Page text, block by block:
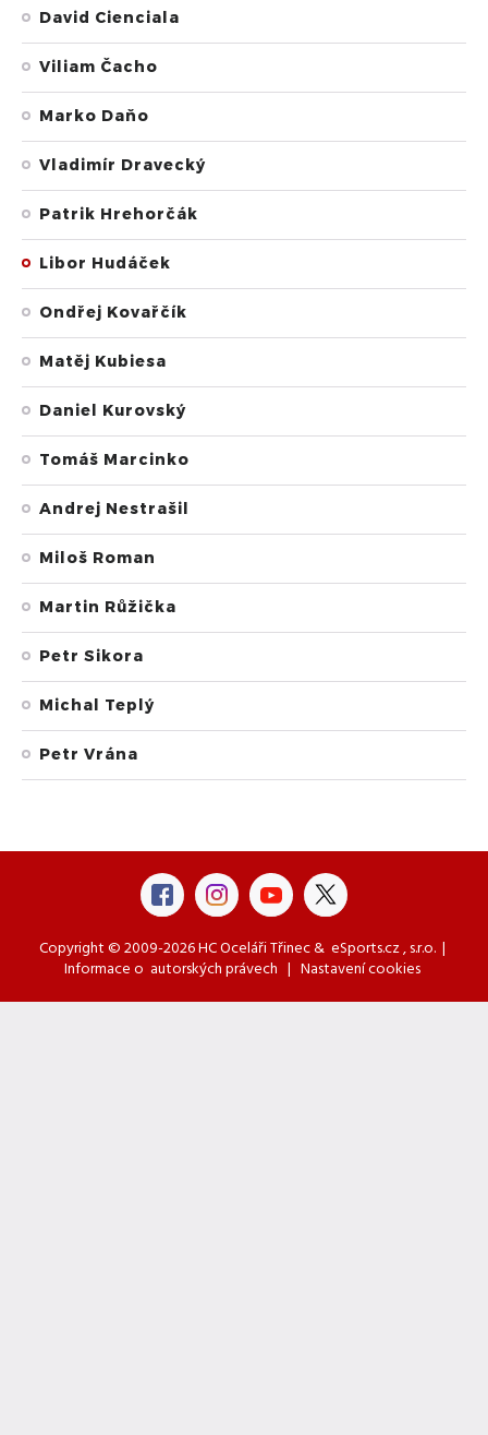
David Cienciala
Viliam Čacho
Marko Daňo
Vladimír Dravecký
Patrik Hrehorčák
Libor Hudáček
Ondřej Kovařčík
Matěj Kubiesa
Daniel Kurovský
Tomáš Marcinko
Andrej Nestrašil
Miloš Roman
Martin Růžička
Petr Sikora
Michal Teplý
Petr Vrána
Copyright © 2009-2026 HC Oceláři Třinec & eSports.cz, s.r.o. |
Informace o autorských právech | Nastavení cookies